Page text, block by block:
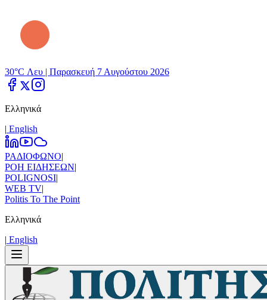
30°C Λευ | Παρασκευή 7 Αυγούστου 2026
Ελληνικά
| Εnglish
ΡΑΔΙΟΦΩΝΟ|
ΡΟΗ ΕΙΔΗΣΕΩΝ|
POLIGNOSI|
WEB TV|
Politis To The Point
Ελληνικά
| Εnglish